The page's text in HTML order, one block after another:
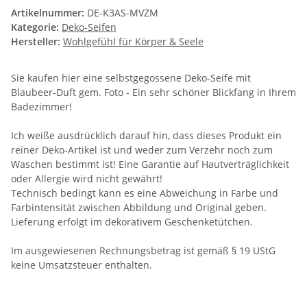
Artikelnummer: DE-K3AS-MVZM
Kategorie: Deko-Seifen
Hersteller: Wohlgefühl für Körper & Seele
Sie kaufen hier eine selbstgegossene Deko-Seife mit
Blaubeer-Duft gem. Foto - Ein sehr schöner Blickfang in Ihrem
Badezimmer!
Ich weiße ausdrücklich darauf hin, dass dieses Produkt ein
reiner Deko-Artikel ist und weder zum Verzehr noch zum
Waschen bestimmt ist! Eine Garantie auf Hautverträglichkeit
oder Allergie wird nicht gewährt!
Technisch bedingt kann es eine Abweichung in Farbe und
Farbintensität zwischen Abbildung und Original geben.
Lieferung erfolgt im dekorativem Geschenketütchen.
Im ausgewiesenen Rechnungsbetrag ist gemäß § 19 UStG
keine Umsatzsteuer enthalten.